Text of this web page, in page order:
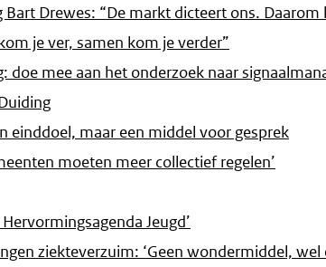
Drewes: “De markt dicteert ons. Daarom
je ver, samen kom je verder”
doe mee aan het onderzoek naar
einddoel, maar een middel voor gesprek
moeten meer collectief regelen’
Jeugd’
ziekteverzuim: ‘Geen wondermiddel, wel